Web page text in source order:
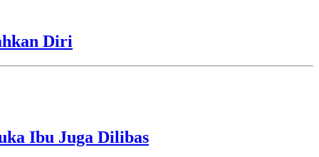
Diri
Ibu Juga Dilibas